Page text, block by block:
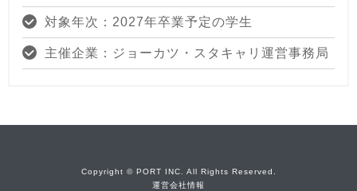
対象年次：2027年卒業予定の学生
主催企業：ジョーカツ・スタキャリ運営事務局
Copyright © PORT INC. All Rights Reserved.
運営会社情報